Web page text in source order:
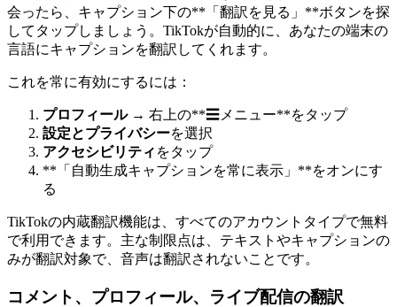
会ったら、キャプション下の**「翻訳を見る」**ボタンを探
してタップしましょう。TikTokが自動的に、あなたの端末の
言語にキャプションを翻訳してくれます。
これを常に有効にするには：
プロフィール→ 右上の**☰メニュー**をタップ
設定とプライバシーを選択
アクセシビリティ をタップ
**「自動生成キャプションを常に表示」**をオンにす
る
TikTokの内蔵翻訳機能は、すべてのアカウントタイプで無料
で利用できます。主な制限点は、テキストやキャプションの
みが翻訳対象で、音声は翻訳されないことです。
コメント、プロフィール、ライブ配信の翻訳